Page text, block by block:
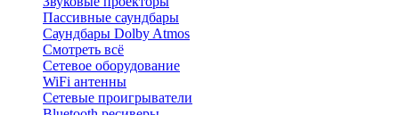
Пассивные саундбары
Саундбары Dolby Atmos
Смотреть всё
Сетевое оборудование
WiFi антенны
Сетевые проигрыватели